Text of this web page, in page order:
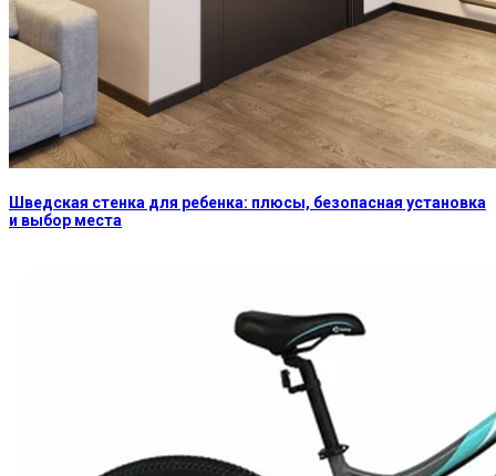
Шведская стенка для ребенка: плюсы, безопасная установка
и выбор места